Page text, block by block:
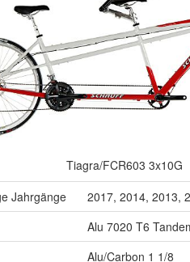
Tiagra/FCR603 3x10G
Jahrgänge
2017, 2014, 2013,
Alu 7020 T6
Alu/Carbon 1 1/8